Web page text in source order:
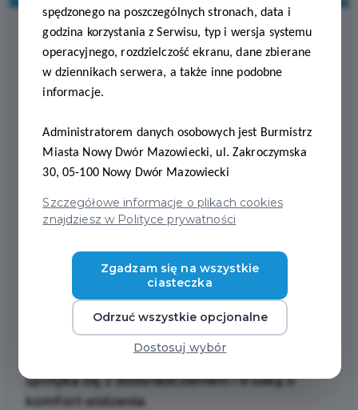
2025-10-17
OPTYCZNE PARTNEREM
PROGRAMU
NOWODWORSKA KARTA
PODATNIKA
Do programuNowodworska Karta Podatnika
dołączająPolskie Pracownie Optyczne–
spotyka się z doświadczeniem i troską o
komfort widzenia
spędzonego na poszczególnych stronach, data i
godzina korzystania z Serwisu, typ i wersja systemu
operacyjnego, rozdzielczość ekranu, dane zbierane
w dziennikach serwera, a także inne podobne
informacje.
Administratorem danych osobowych jest Burmistrz
Miasta Nowy Dwór Mazowiecki, ul. Zakroczymska
30, 05-100 Nowy Dwór Mazowiecki
Szczegółowe informacje o plikach cookies
znajdziesz w Polityce prywatności
Zgadzam się na wszystkie
ciasteczka
Odrzuć wszystkie opcjonalne
Dostosuj wybór